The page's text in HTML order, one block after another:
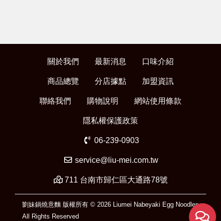
關於我們 最新消息 口味介紹
商品總覽 分店據點 加盟資訊
聯絡我們 購物說明 網站使用條款
隱私權保護政策
06-239-0903
service@liu-mei.com.tw
711 台南市歸仁區大通路78號
劉妹鍋燒意麵 版權所有 © 2026 Liumei Nabeyaki Egg Noodles
All Rights Reserved